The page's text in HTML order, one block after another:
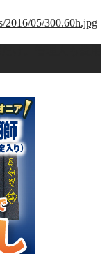
2016/05/300.60h.jpg